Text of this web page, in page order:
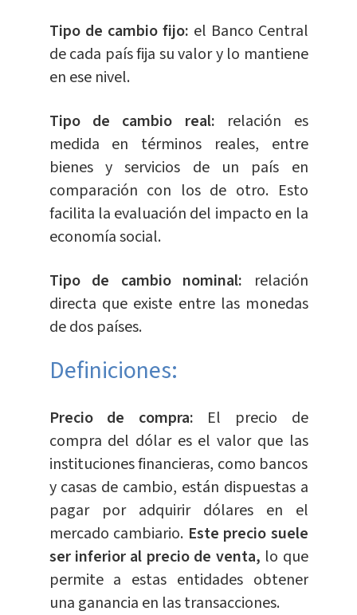
Tipo de cambio fijo: el Banco Central
de cada país fija su valor y lo mantiene
en ese nivel.
Tipo de cambio real: relación es
medida en términos reales, entre
bienes y servicios de un país en
comparación con los de otro. Esto
facilita la evaluación del impacto en la
economía social.
Tipo de cambio nominal: relación
directa que existe entre las monedas
de dos países.
Definiciones:
Precio de compra: El precio de
compra del dólar es el valor que las
instituciones financieras, como bancos
y casas de cambio, están dispuestas a
pagar por adquirir dólares en el
mercado cambiario. Este precio suele
ser inferior al precio de venta, lo que
permite a estas entidades obtener
una ganancia en las transacciones.